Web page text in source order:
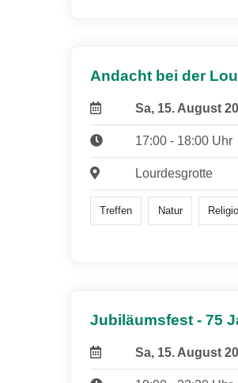
Andacht bei der
Sa, 15. August
17:00 - 18:00 Uhr
Lourdesgrotte
Treffen Natur
Jubiläumsfest - 75
Sa, 15. August